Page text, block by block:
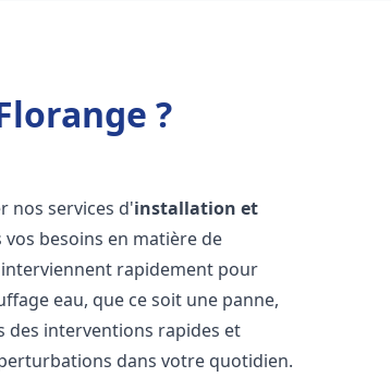
?
nos services d'installation et
besoins en matière de
rapidement pour
eau, que ce soit une panne,
des interventions rapides et
dans votre quotidien.